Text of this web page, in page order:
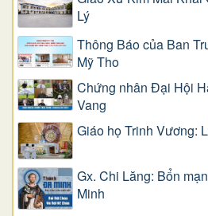
Lý
Thông Báo của Ban
Mỹ Tho
Chứng nhân Đại Hội
Vang
Giáo họ Trinh Vương:
Gx. Chi Lăng: Bổn
Minh